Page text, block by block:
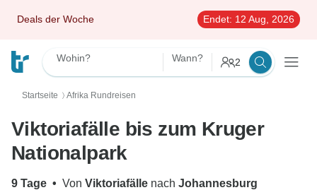
Deals der Woche Endet: 12 Aug, 2026
Wohin? Wann? 2
Startseite 〉 Afrika Rundreisen
Viktoriafälle bis zum Kruger
Nationalpark
9 Tage • Von Viktoriafälle nach Johannesburg